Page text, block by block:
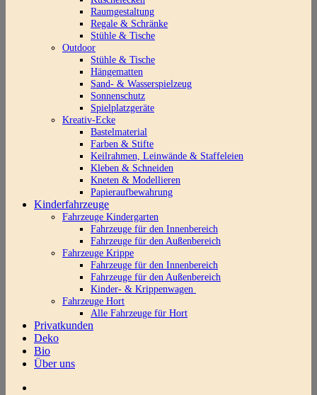
Raumgestaltung
Regale & Schränke
Stühle & Tische
Outdoor
Stühle & Tische
Hängematten
Sand- & Wasserspielzeug
Sonnenschutz
Spielplatzgeräte
Kreativ-Ecke
Bastelmaterial
Farben & Stifte
Keilrahmen, Leinwände & Staffeleien
Kleben & Schneiden
Kneten & Modellieren
Papieraufbewahrung
Kinderfahrzeuge
Fahrzeuge Kindergarten
Fahrzeuge für den Innenbereich
Fahrzeuge für den Außenbereich
Fahrzeuge Krippe
Fahrzeuge für den Innenbereich
Fahrzeuge für den Außenbereich
Kinder- & Krippenwagen
Fahrzeuge Hort
Alle Fahrzeuge für Hort
Privatkunden
Deko
Bio
Über uns